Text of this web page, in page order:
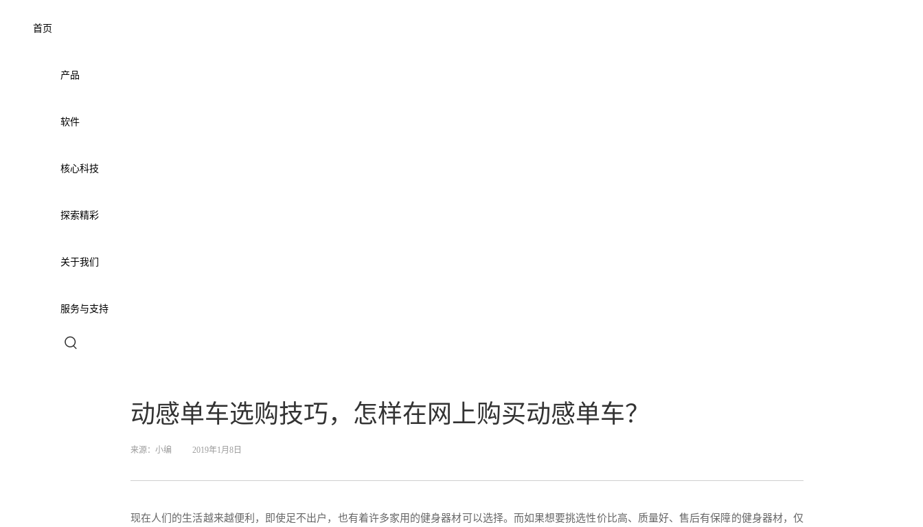
首页
产品
软件
核心科技
探索精彩
关于我们
服务与支持
动感单车选购技巧，怎样在网上购买动感单车？
来源： 小编 2019年1月8日
现在人们的生活越来越便利，即使足不出户，也有着许多家用的健身器材可以选择。而如果想要挑选性价比高、质量好、售后有保障的健身器材，仅